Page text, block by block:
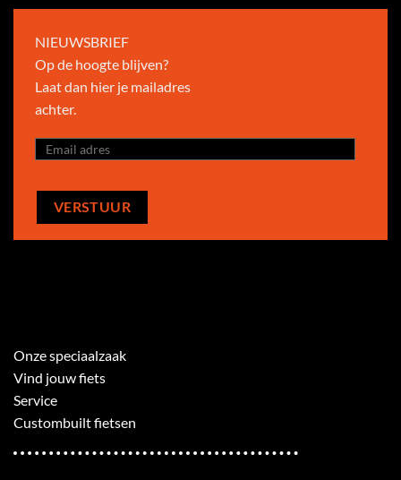
NIEUWSBRIEF
Op de hoogte blijven?
Laat dan hier je mailadres
achter.
Onze speciaalzaak
Vind jouw fiets
Service
Custombuilt fietsen